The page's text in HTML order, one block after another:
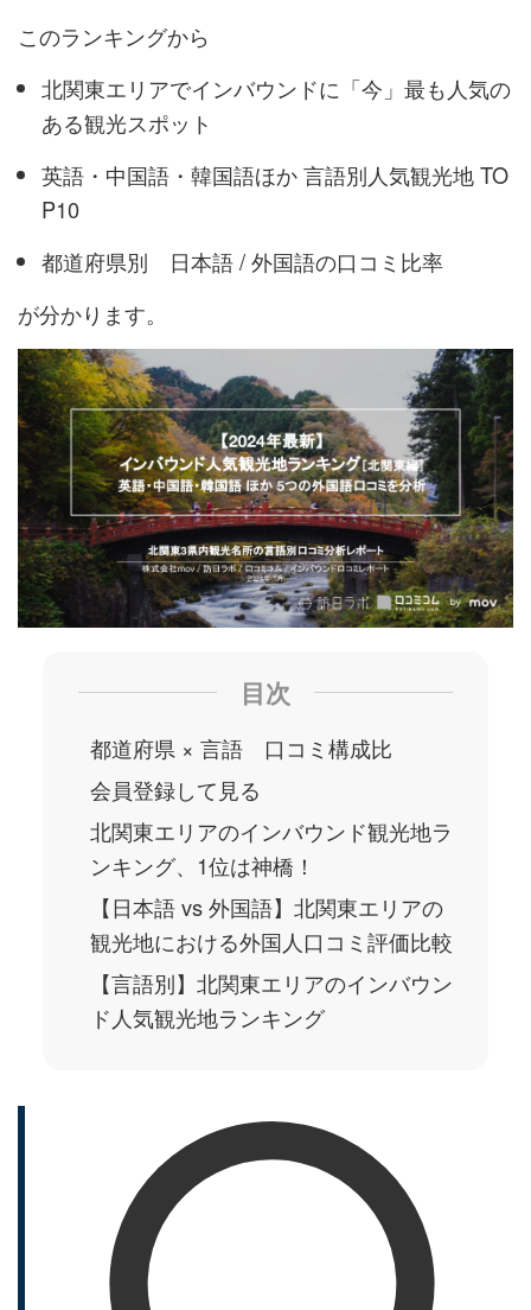
このランキングから
北関東エリアでインバウンドに「今」最も人気の
ある観光スポット
英語・中国語・韓国語ほか 言語別人気観光地 TO
P10
都道府県別 日本語 / 外国語の口コミ比率
が分かります。
目次
都道府県 × 言語 口コミ構成比
会員登録して見る
北関東エリアのインバウンド観光地ラ
ンキング、1位は神橋！
【日本語 vs 外国語】北関東エリアの
観光地における外国人口コミ評価比較
【言語別】北関東エリアのインバウン
ド人気観光地ランキング